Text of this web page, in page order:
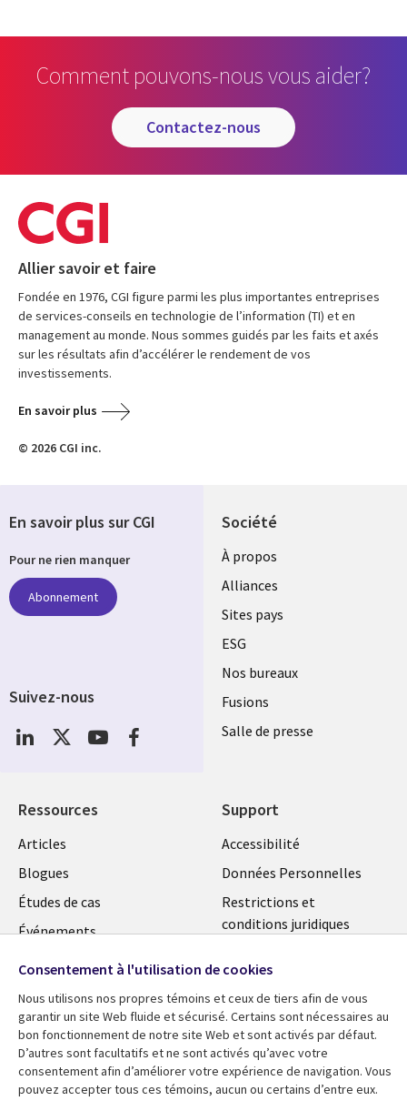
Comment pouvons-nous vous aider?
contactez-nous
Allier savoir et faire
Fondée en 1976, CGI figure parmi les plus importantes entreprises
de services-conseils en technologie de l’information (TI) et en
management au monde. Nous sommes guidés par les faits et axés
sur les résultats afin d’accélérer le rendement de vos
investissements.
En savoir plus
© 2026 CGI inc.
Société
À propos
Alliances
Sites pays
ESG
Nos bureaux
Fusions
Salle de presse
Ressources
Articles
Blogues
Études de cas
Événements
Baladodiffusions
En voir plus
Support
Accessibilité
Données Personnelles
Restrictions et
conditions juridiques
témoins
En savoir plus sur CGI
Pour ne rien manquer
Abonnement
Suivez-nous
Social
Media
Consentement à l'utilisation de cookies
Nous utilisons nos propres témoins et ceux de tiers afin de vous
garantir un site Web fluide et sécurisé. Certains sont nécessaires au
bon fonctionnement de notre site Web et sont activés par défaut.
D’autres sont facultatifs et ne sont activés qu’avec votre
consentement afin d’améliorer votre expérience de navigation. Vous
pouvez accepter tous ces témoins, aucun ou certains d’entre eux.